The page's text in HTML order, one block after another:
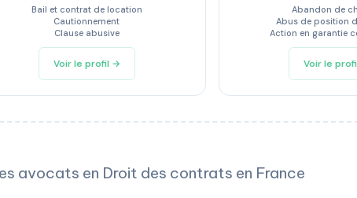
Bail et contrat de location
Cautionnement
Clause abusive
Voir le profil →
Abandon de
Abus de position
Action en garantie
Voir le
avocats en Droit des contrats en France